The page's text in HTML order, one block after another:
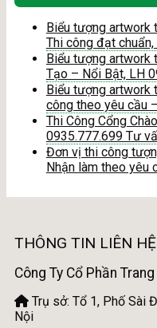
Biểu tượng artwork
Thi công đạt
Biểu tượng artwork
Tạo – Nổi Bật, LH
Biểu tượng artwork
công theo yêu cầu
Thi Công Cổng
0935.777.699 Tư
Đơn vị thi công
Nhận làm theo yêu
THÔNG TIN LIÊN HỆ
Công Ty Cổ Phần
Trụ sở: Tổ 1, Phố Sài
Nội